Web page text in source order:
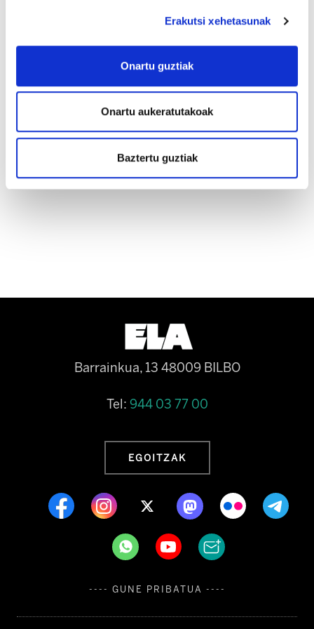
Erakutsi xehetasunak
Onartu guztiak
Onartu aukeratutakoak
Baztertu guztiak
2012ko Erreforma aplikatu nahi dutela, eta
horren aurrean MercaBilbaoko langileek planto
egitea erabaki dute.
horiei ez zaie beste biderik geratzen greba
egitea baino, lan-baldintza duin batzuen alde,
eta beren hitzarmenetan oraindik dituzten
bermeen alde.
Barrainkua, 13 48009 BILBO
Tel: 944 03 77 00
EGOITZAK
---- GUNE PRIBATUA ----